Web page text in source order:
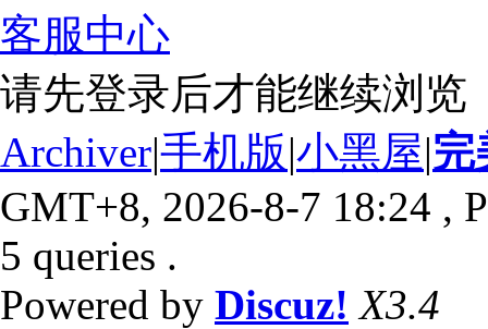
客服中心
请先登录后才能继续浏览
Archiver|手机版|小黑屋|完
GMT+8, 2026-8-7 18:24 ,
5 queries .
Powered by Discuz! X3.4